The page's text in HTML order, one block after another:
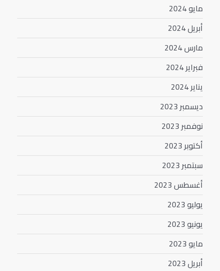
مايو 2024
أبريل 2024
مارس 2024
فبراير 2024
يناير 2024
ديسمبر 2023
نوفمبر 2023
أكتوبر 2023
سبتمبر 2023
أغسطس 2023
يوليو 2023
يونيو 2023
مايو 2023
أبريل 2023